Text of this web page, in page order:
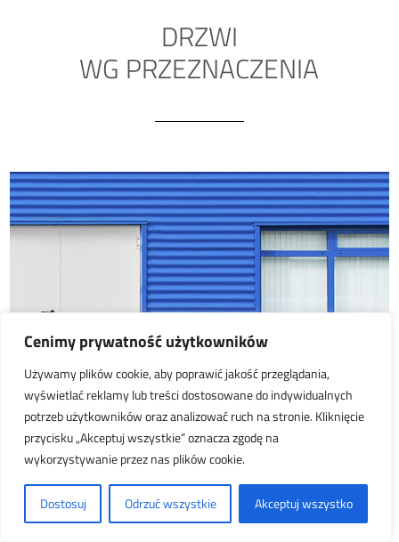
Cenimy prywatność użytkowników
Używamy plików cookie, aby poprawić jakość przeglądania,
wyświetlać reklamy lub treści dostosowane do indywidualnych
potrzeb użytkowników oraz analizować ruch na stronie. Kliknięcie
przycisku „Akceptuj wszystkie” oznacza zgodę na
wykorzystywanie przez nas plików cookie.
Dostosuj Odrzuć wszystkie Akceptuj wszystko
DRZWI
WG PRZEZNACZENIA
DRZWI DO KOMÓREK LOKATORSKICH